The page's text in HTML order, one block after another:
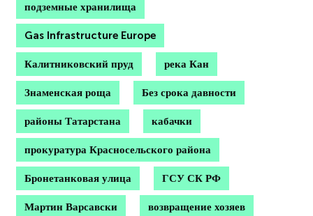
подземные хранилища
Gas Infrastructure Europe
Калитниковский пруд река Кан
Знаменская роща Без срока давности
районы Татарстана кабачки
прокуратура Красносельского района
Бронетанковая улица ГСУ СК РФ
Мартин Варсавски возвращение хозяев